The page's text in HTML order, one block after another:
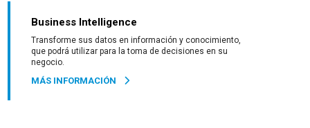
Business Intelligence
Transforme sus datos en información y conocimiento,
que podrá utilizar para la toma de decisiones en su
negocio.
MÁS INFORMACIÓN